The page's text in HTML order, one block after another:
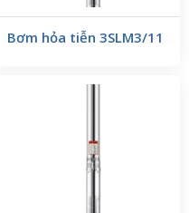
Bơm hỏa tiễn 3SLM3/11